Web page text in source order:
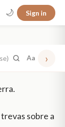
🌙 Sign in
Aa ›
sobre a